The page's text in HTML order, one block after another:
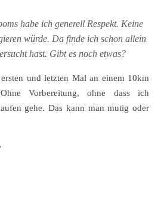
habe ich generell Respekt. Keine
würde. Da finde ich schon allein
hast. Gibt es noch etwas?
und letzten Mal an einem 10km
Vorbereitung, ohne dass ich
gehe. Das kann man mutig oder